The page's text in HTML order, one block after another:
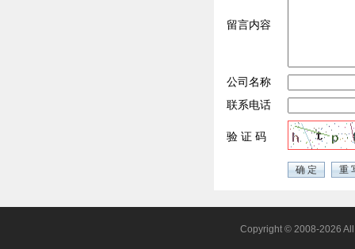
留言内容
公司名称
联系电话
验 证 码
Copyright © 2008-2026